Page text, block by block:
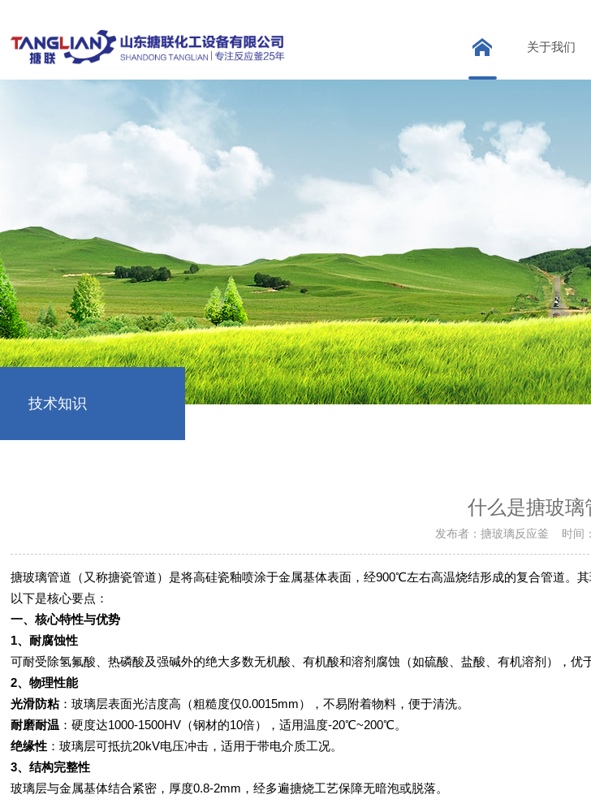
关于我们
技术知识
什么是搪玻璃
发布者：搪玻璃反应釜 时间
搪玻璃管道（又称搪瓷管道）是将高硅瓷釉喷涂于金属基体表面，经900℃左右高温烧结形成的复合管道。
以下是核心要点：
一、核心特性与优势
1、耐腐蚀性‌
可耐受除氢氟酸、热磷酸及强碱外的绝大多数无机酸、有机酸和溶剂腐蚀（如硫酸、盐酸、有机溶剂），优
2、物理性能‌
光滑防粘‌：玻璃层表面光洁度高（粗糙度仅0.0015mm），不易附着物料，便于清洗‌。
耐磨耐温‌ ：硬度达1000-1500HV（钢材的10倍），适用温度-20℃~200℃‌。
绝缘性‌ ：玻璃层可抵抗20kV电压冲击，适用于带电介质工况‌。
3、结构完整性‌
玻璃层与金属基体结合紧密，厚度0.8-2mm，经多遍搪烧工艺保障无暗泡或脱落‌。